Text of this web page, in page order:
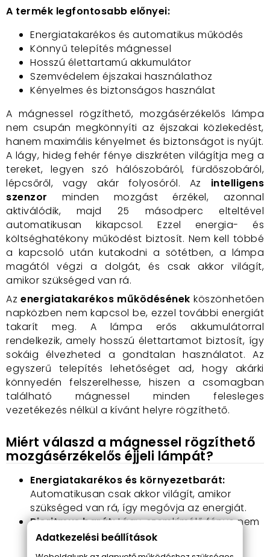
A termék legfontosabb előnyei:
Energiatakarékos és automatikus működés
Könnyű telepítés mágnessel
Hosszú élettartamú akkumulátor
Szemvédelem éjszakai használathoz
Kényelmes és biztonságos használat
A mágnessel rögzíthető, mozgásérzékelős lámpa
nem csupán megkönnyíti az éjszakai közlekedést,
hanem maximális kényelmet és biztonságot is nyújt.
A lágy, hideg fehér fénye diszkréten világítja meg a
tereket, legyen szó hálószobáról, fürdőszobáról,
lépcsőről, vagy akár folyosóról. Az intelligens
szenzor minden mozgást érzékel, azonnal
aktiválódik, majd 25 másodperc elteltével
automatikusan kikapcsol. Ezzel energia- és
költséghatékony működést biztosít. Nem kell többé
a kapcsoló után kutakodni a sötétben, a lámpa
magától végzi a dolgát, és csak akkor világít,
amikor szükséged van rá.
Azenergiatakarékos működésének köszönhetően
napközben nem kapcsol be, ezzel további energiát
takarít meg. A lámpa erős akkumulátorral
rendelkezik, amely hosszú élettartamot biztosít, így
sokáig élvezheted a gondtalan használatot. Az
egyszerű telepítés lehetőséget ad, hogy akárki
könnyedén felszerelhesse, hiszen a csomagban
található mágnessel minden felesleges
vezetékezés nélkül a kívánt helyre rögzíthető.
Miért válaszd a mágnessel rögzíthető
mozgásérzékelős éjjeli lámpát?
Energiatakarékos és környezetbarát:
Automatikusan csak akkor világít, amikor
szükséged van rá, így megóvja az energiát.
Bioritmus barát:Lágy, szemkímélő fénye nem
zavarja meg az alvás minőségét és a
Adatkezelési beállítások